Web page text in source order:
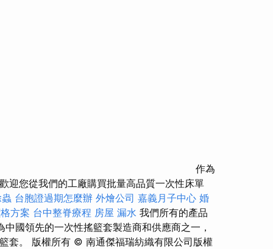
作為
迎您從我們的工廠購買批量高品質一次性床單
台胞證過期怎麼辦 外燴公司 嘉義月子中心 婚
方案 台中整脊療程 房屋 漏水 我們所有的產品
中國領先的一次性搖籃套製造商和供應商之一，
套。 版權所有 © 南通傑福瑞紡織有限公司版權